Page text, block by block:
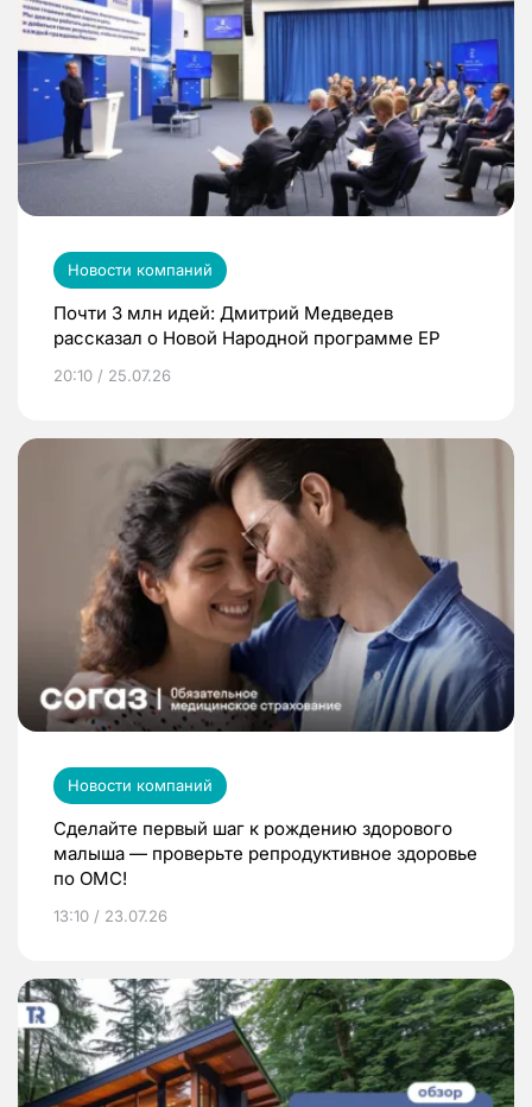
Новости компаний
Почти 3 млн идей: Дмитрий Медведев
рассказал о Новой Народной программе ЕР
20:10 / 25.07.26
Новости компаний
Сделайте первый шаг к рождению здорового
малыша — проверьте репродуктивное здоровье
по ОМС!
13:10 / 23.07.26